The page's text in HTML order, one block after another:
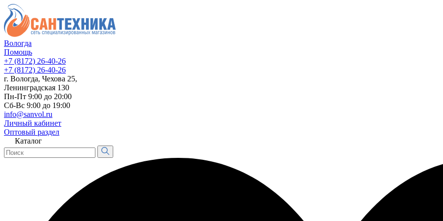
Вологда
Помощь
+7 (8172) 26-40-26
+7 (8172) 26-40-26
г. Вологда, Чехова 25,
Ленинградская 130
Пн-Пт 9:00 до 20:00
Сб-Вс 9:00 до 19:00
info@sanvol.ru
Личный кабинет
Оптовый раздел
Каталог